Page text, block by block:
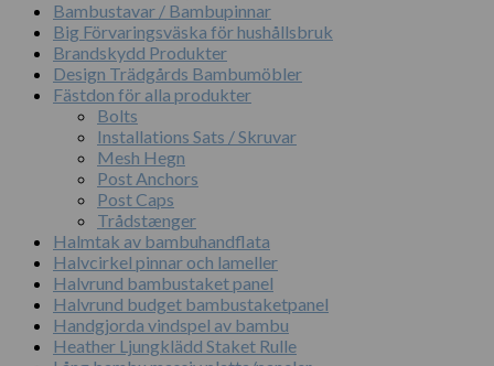
Bambustavar / Bambupinnar
Big Förvaringsväska för hushållsbruk
Brandskydd Produkter
Design Trädgårds Bambumöbler
Fästdon för alla produkter
Bolts
Installations Sats / Skruvar
Mesh Hegn
Post Anchors
Post Caps
Trådstænger
Halmtak av bambuhandflata
Halvcirkel pinnar och lameller
Halvrund bambustaket panel
Halvrund budget bambustaketpanel
Handgjorda vindspel av bambu
Heather Ljungklädd Staket Rulle